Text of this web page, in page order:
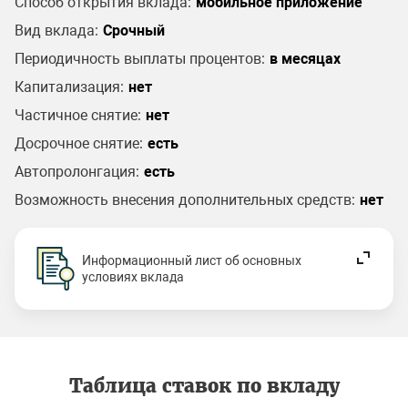
Вид вклада: Срочный
Периодичность выплаты процентов: в месяцах
Капитализация: нет
Частичное снятие: нет
Досрочное снятие: есть
Автопролонгация: есть
Возможность внесения дополнительных средств: нет
Информационный лист об основных
условиях вклада
Таблица ставок по вкладу